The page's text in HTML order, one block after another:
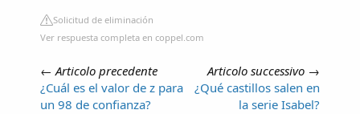
Solicitud de eliminación
Ver respuesta completa en coppel.com
←Articolo precedente
¿Cuál es el valor de z para
un 98 de confianza?
Articolo successivo →
¿Qué castillos salen en
la serie Isabel?